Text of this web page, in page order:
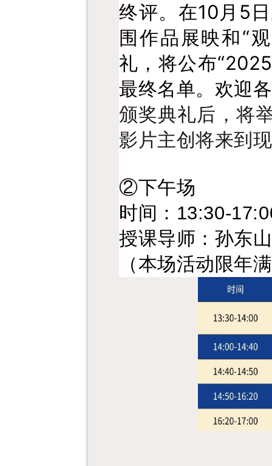
终评。在10月5
围作品展映和“
礼，将公布
最终名单。欢迎
颁奖典礼后，将
影片主创将来到
②下午场
时间：13:30-
授课导师：孙东山
（本场活动限年